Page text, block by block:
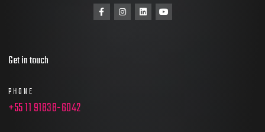
Get in touch
PHONE
+55 11 91838-6042